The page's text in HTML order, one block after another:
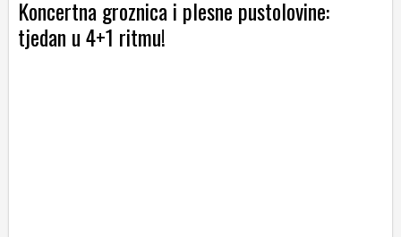
Koncertna groznica i plesne pustolovine:
tjedan u 4+1 ritmu!